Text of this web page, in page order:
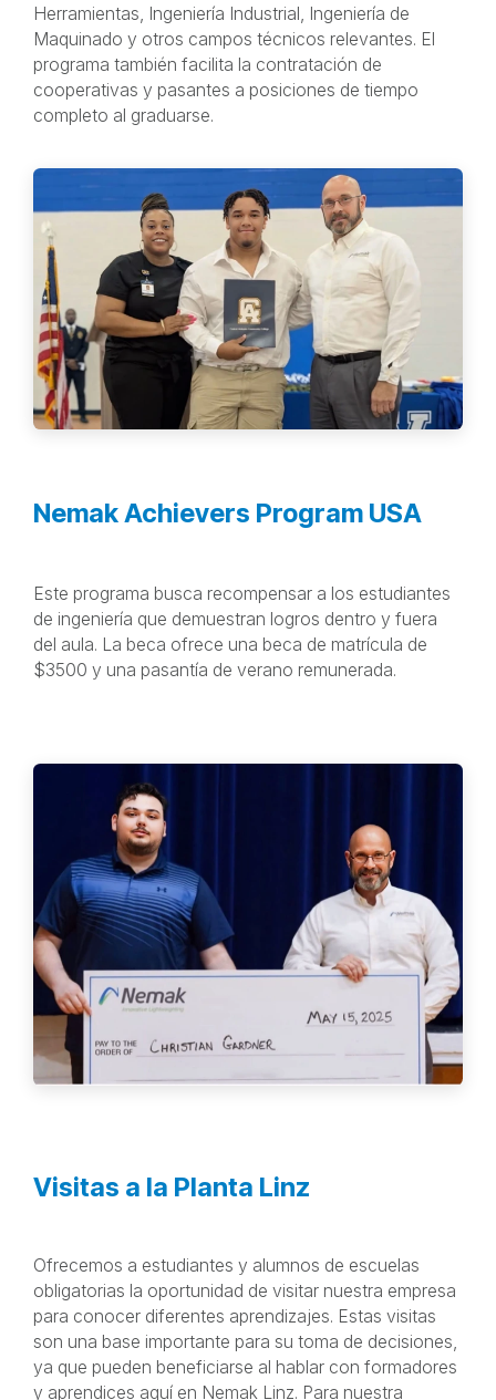
Herramientas, Ingeniería Industrial, Ingeniería de
Maquinado y otros campos técnicos relevantes. El
programa también facilita la contratación de
cooperativas y pasantes a posiciones de tiempo
completo al graduarse.
Nemak Achievers Program USA
Este programa busca recompensar a los estudiantes
de ingeniería que demuestran logros dentro y fuera
del aula. La beca ofrece una beca de matrícula de
$3500 y una pasantía de verano remunerada.
Visitas a la Planta Linz
Ofrecemos a estudiantes y alumnos de escuelas
obligatorias la oportunidad de visitar nuestra empresa
para conocer diferentes aprendizajes. Estas visitas
son una base importante para su toma de decisiones,
ya que pueden beneficiarse al hablar con formadores
y aprendices aquí en Nemak Linz. Para nuestra